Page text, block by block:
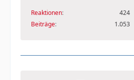
Reaktionen
424
Beiträge
1.053